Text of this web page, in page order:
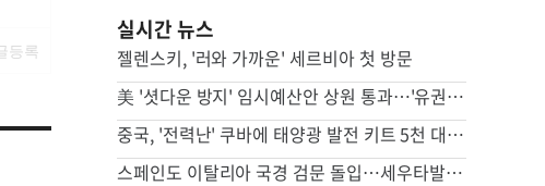
실시간 뉴스
젤렌스키, '러와 가까운' 세르비아 첫 방문
美 '셧다운 방지' 임시예산안 상원 통과…'유권자 ID법'은 좌절
중국, '전력난' 쿠바에 태양광 발전 키트 5천 대 기증
스페인도 이탈리아 국경 검문 돌입…세우타발 갈등 고조